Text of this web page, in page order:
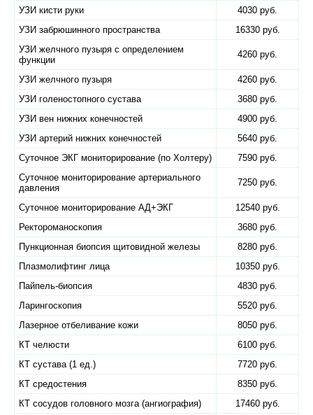
УЗИ кисти руки
4030 руб.
УЗИ забрюшинного пространства
16330 руб.
УЗИ желчного пузыря с определением
функции
4260 руб.
УЗИ желчного пузыря
4260 руб.
УЗИ голеностопного сустава
3680 руб.
УЗИ вен нижних конечностей
4900 руб.
УЗИ артерий нижних конечностей
5640 руб.
Суточное ЭКГ мониторирование (по Холтеру)
7590 руб.
Суточное мониторирование артериального
давления
7250 руб.
Суточное мониторирование АД+ЭКГ
12540 руб.
Ректороманоскопия
3680 руб.
Пункционная биопсия щитовидной железы
8280 руб.
Плазмолифтинг лица
10350 руб.
Пайпель-биопсия
4830 руб.
Ларингоскопия
5520 руб.
Лазерное отбеливание кожи
8050 руб.
КТ челюсти
6100 руб.
КТ сустава (1 ед.)
7720 руб.
КТ средостения
8350 руб.
КТ сосудов головного мозга (ангиография)
17460 руб.